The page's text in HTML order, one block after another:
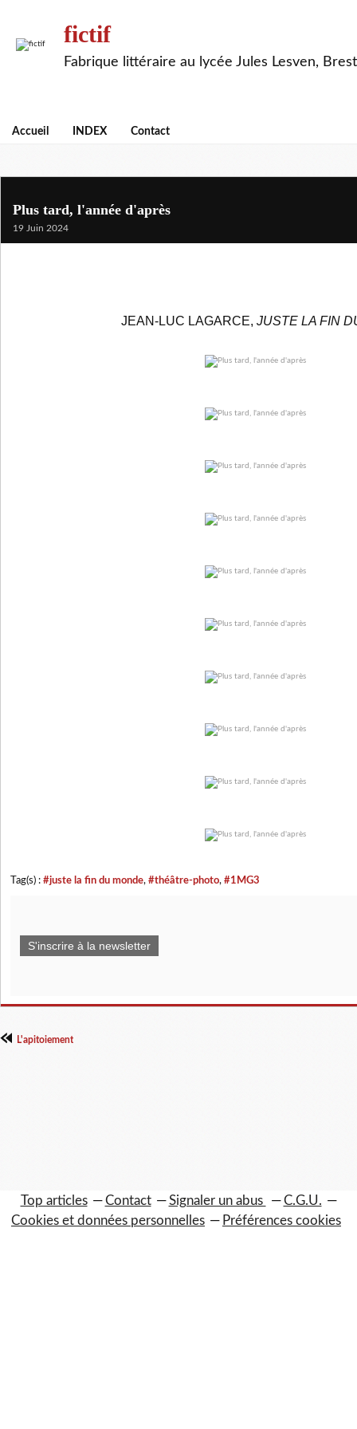
fictif
Fabrique littéraire au lycée Jules Lesven, Brest
Accueil INDEX Contact
Plus tard, l'année d'après
19 Juin 2024
JEAN-LUC LAGARCE, JUSTE LA FIN
Tag(s) : #juste la fin du monde, #théâtre-photo, #1MG3
S'inscrire à la newsletter
L'apitoiement
Top articles Contact Signaler un abus
C.G.U.
Cookies et données personnelles
Préférences cookies